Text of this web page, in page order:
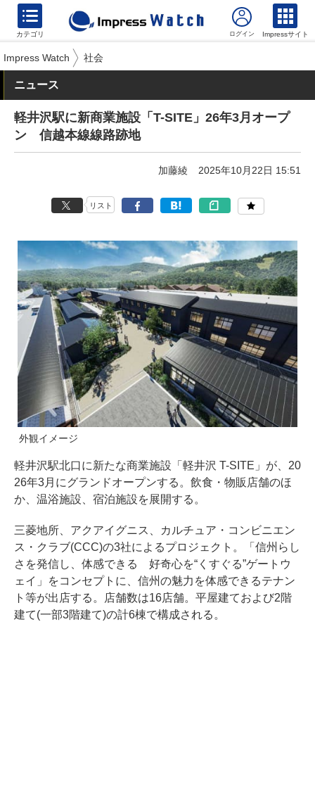
カテゴリ Impressサイト
Impress Watch 社会
ニュース
軽井沢駅に新商業施設「T-SITE」26年3月オープ
ン 信越本線線路跡地
加藤綾 2025年10月22日 15:51
リスト
外観イメージ
軽井沢駅北口に新たな商業施設「軽井沢 T-SITE」が、20
26年3月にグランドオープンする。飲食・物販店舗のほ
か、温浴施設、宿泊施設を展開する。
三菱地所、アクアイグニス、カルチュア・コンビニエン
ス・クラブ(CCC)の3社によるプロジェクト。「信州らし
さを発信し、体感できる 好奇心を“くすぐる”ゲートウ
ェイ」をコンセプトに、信州の魅力を体感できるテナン
ト等が出店する。店舗数は16店舗。平屋建ておよび2階
建て(一部3階建て)の計6棟で構成される。